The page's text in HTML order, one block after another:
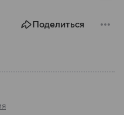
Поделиться